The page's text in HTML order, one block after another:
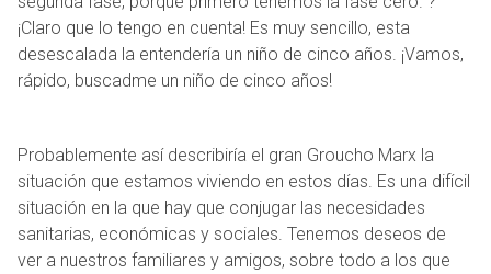
¡Claro que lo tengo en cuenta! Es muy sencillo, esta
desescalada la entendería un niño de cinco años. ¡Vamos,
rápido, buscadme un niño de cinco años!
Probablemente así describiría el gran Groucho Marx la
situación que estamos viviendo en estos días. Es una difícil
situación en la que hay que conjugar las necesidades
sanitarias, económicas y sociales. Tenemos deseos de
ver a nuestros familiares y amigos, sobre todo a los que